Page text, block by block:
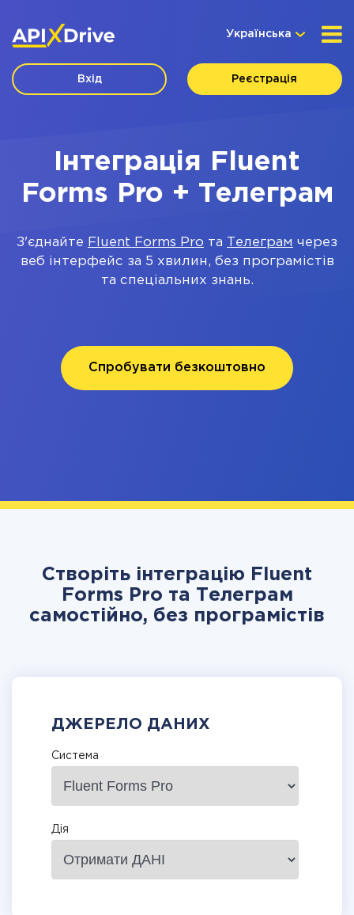
Українська
Вхід Реєстрація
Інтеграція Fluent
Forms Pro + Телеграм
З'єднайте Fluent Forms Pro та Телеграм через
веб інтерфейс за 5 хвилин, без програмістів
та спеціальних знань.
Спробувати безкоштовно
Створіть інтеграцію Fluent
Forms Pro та Телеграм
самостійно, без програмістів
ДЖЕРЕЛО ДАНИХ
Система
Дія